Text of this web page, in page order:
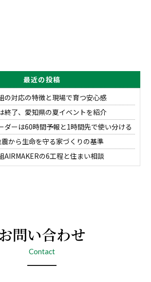
最近の投稿
の対応の特徴と現場で育つ安心感
終了、愛知県の夏イベントを紹介
ダーは60時間予報と1時間先で使い分ける
から生命を守る家づくりの基準
AIRMAKERの6工程と住まい相談
問い合わせ
Contact